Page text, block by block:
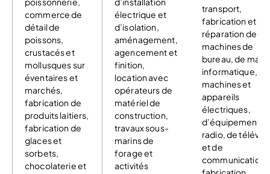
commerce de
détail de
poissons,
crustacés et
mollusques sur
éventaires et
marchés,
fabrication de
produits laitiers,
fabrication de
glaces et
sorbets,
chocolaterie et
électrique et
d’isolation,
aménagement,
agencement et
finition,
location avec
opérateurs de
matériel de
construction,
travaux sous-
marins de
forage et
activités
transport,
fabrication et
réparation de
machines de
bureau, de
informatique, de
machines et
appareils
électriques,
d’équipements
radio, de
et de
communication,